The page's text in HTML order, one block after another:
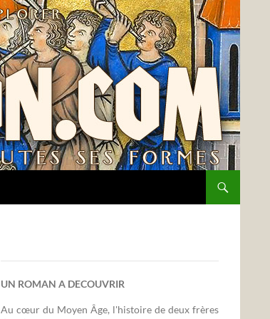
UN ROMAN A DECOUVRIR
Au cœur du Moyen Âge, l'histoire de deux frères